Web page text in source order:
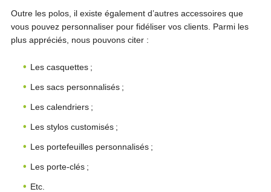
Outre les polos, il existe également d’autres accessoires que
vous pouvez personnaliser pour fidéliser vos clients. Parmi les
plus appréciés, nous pouvons citer :
Les casquettes ;
Les sacs personnalisés ;
Les calendriers ;
Les stylos customisés ;
Les portefeuilles personnalisés ;
Les porte-clés ;
Etc.